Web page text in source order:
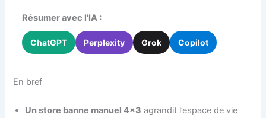
Résumer avec l'IA :
ChatGPT Perplexity Grok Copilot
En bref
Un store banne manuel 4×3 agrandit l’espace de vie